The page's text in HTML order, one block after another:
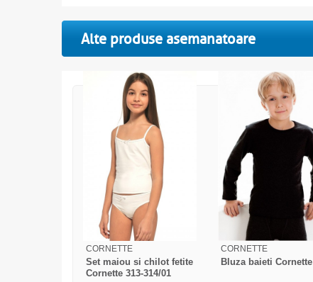
Alte produse asemanatoare
CORNETTE
Set maiou si chilot fetite
Cornette 313-314/01
CORNETTE
Bluza baieti Cornette